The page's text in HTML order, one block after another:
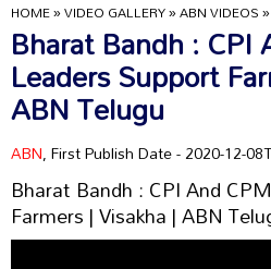
HOME»VIDEO GALLERY»ABN VIDEOS»
Bharat Bandh : CPI
Leaders Support
ABN Telugu
ABN, First Publish Date - 2020-12-
Bharat Bandh : CPI And
Farmers | Visakha | ABN